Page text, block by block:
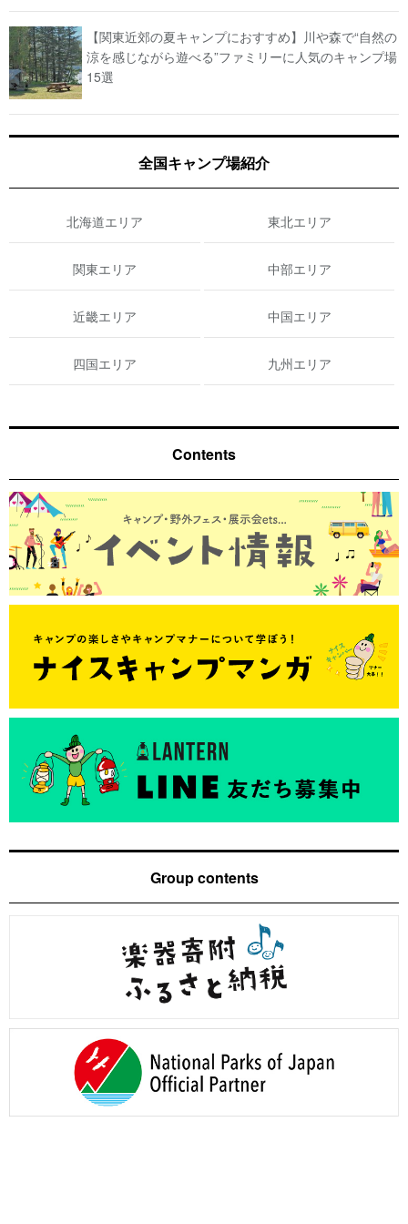
【関東近郊の夏キャンプにおすすめ】川や森で“自然の
涼を感じながら遊べる”ファミリーに人気のキャンプ場
15選
全国キャンプ場紹介
北海道エリア 東北エリア
関東エリア 中部エリア
近畿エリア 中国エリア
四国エリア 九州エリア
Contents
Group contents